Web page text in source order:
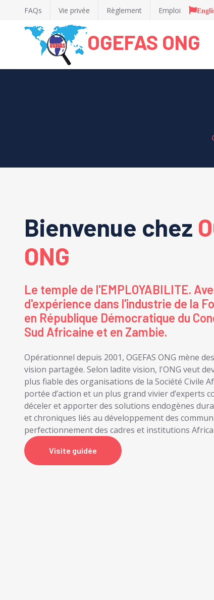
FAQs Vie privée Règlement Emploi
OGEFAS ONG
Bienvenue chez
ONG
Le temple de l'EMPLOYABILITE.
d'expérience dans l'industrie de la
en République Démocratique du
Sud Africaine et en Zambie.
Opérationnel depuis 2001, OGEFAS ONG mène
vision partagée. Selon ladite vision, l'ONG veut
plus fiable des organisations de la Société Civile
portée d’action et un plus grand vivier d’experts
déceler et apporter des solutions endogènes
et chroniques liés au développement des
perfectionnement des cadres et institutions
Visite guidée